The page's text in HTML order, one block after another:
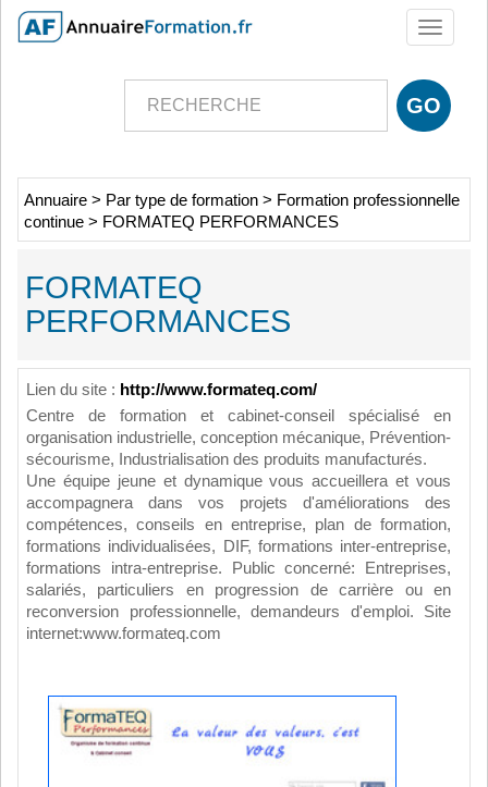
Toggle
Annuaire > Par type de formation > Formation professionnelle
continue > FORMATEQ PERFORMANCES
FORMATEQ
PERFORMANCES
Lien du site : http://www.formateq.com/
Centre de formation et cabinet-conseil spécialisé en
organisation industrielle, conception mécanique, Prévention-
sécourisme, Industrialisation des produits manufacturés.
Une équipe jeune et dynamique vous accueillera et vous
accompagnera dans vos projets d'améliorations des
compétences, conseils en entreprise, plan de formation,
formations individualisées, DIF, formations inter-entreprise,
formations intra-entreprise. Public concerné: Entreprises,
salariés, particuliers en progression de carrière ou en
reconversion professionnelle, demandeurs d'emploi. Site
internet:www.formateq.com